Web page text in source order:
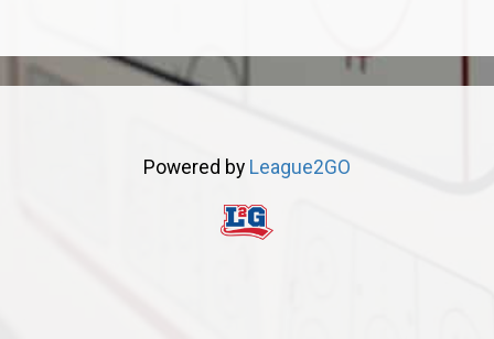
Powered by League2GO